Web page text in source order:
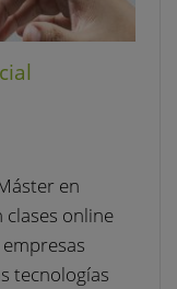
en
clases online
tecnologías